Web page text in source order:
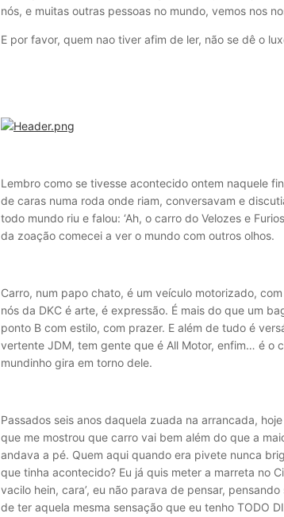
nós, e muitas outras pessoas no mundo, vemos nos
E por favor, quem nao tiver afim de ler, não se dê o
Lembro como se tivesse acontecido ontem naquele
de caras numa roda onde riam, conversavam e
todo mundo riu e falou: ‘Ah, o carro do Velozes e
da zoação comecei a ver o mundo com outros olhos.
Carro, num papo chato, é um veículo motorizado,
nós da DKC é arte, é expressão. É mais do que um
ponto B com estilo, com prazer. E além de tudo é
vertente JDM, tem gente que é All Motor, enfim… é o
mundinho gira em torno dele.
Passados seis anos daquela zuada na arrancada,
que me mostrou que carro vai bem além do que a
andava a pé. Quem aqui quando era pivete nunca
que tinha acontecido? Eu já quis meter a marreta no
vacilo hein, cara’, eu não parava de pensar,
de ter aquela mesma sensação que eu tenho TODO